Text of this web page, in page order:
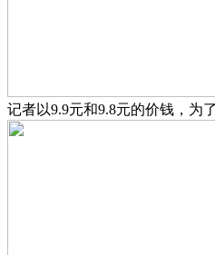
记者以9.9元和9.8元的价钱，为